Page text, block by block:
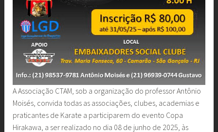
A Associação CTAM, sob a organização do professor Antônio
Moisés, convida todas as associações, clubes, academias e
praticantes de Karate a participarem do evento Copa
Hirakawa, a ser realizado no dia 08 de junho de 2025, às